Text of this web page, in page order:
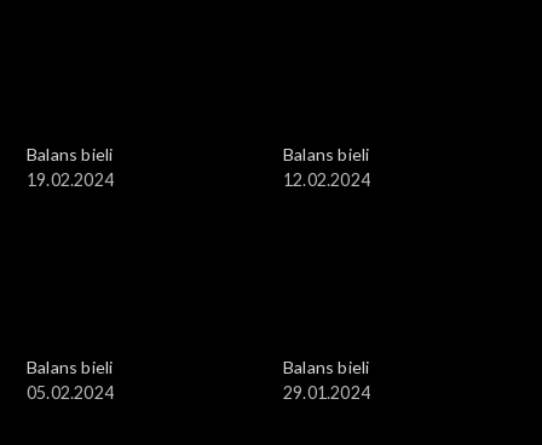
Balans bieli
19.02.2024
Balans bieli
12.02.2024
Balans bieli
05.02.2024
Balans bieli
29.01.2024